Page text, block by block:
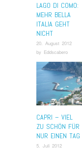
LAGO DI COMO:
MEHR BELLA
ITALIA GEHT
NICHT
20. August 2012
by Eddscabero
CAPRI – VIEL
ZU SCHÖN FÜR
NUR EINEN TAG
5. Juli 2012